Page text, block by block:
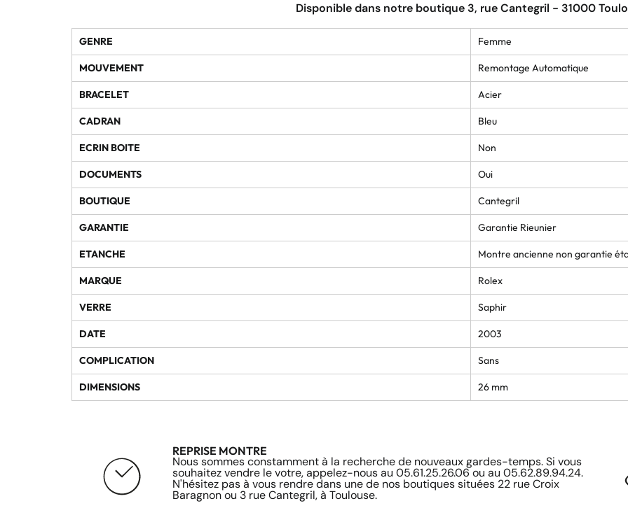
Disponible dans notre boutique 3, rue Cantegril - 31000
GENRE Femme
MOUVEMENT Remontage Automatique
BRACELET Acier
CADRAN Bleu
ECRIN BOITE Non
DOCUMENTS Oui
BOUTIQUE Cantegril
GARANTIE Garantie Rieunier
ETANCHE Montre ancienne non garantie
MARQUE Rolex
VERRE Saphir
DATE 2003
COMPLICATION Sans
DIMENSIONS 26 mm
REPRISE MONTRE
Nous sommes constamment à la recherche de nouveaux gardes-temps. Si vous
souhaitez vendre le votre, appelez-nous au 05.61.25.26.06 ou au 05.62.89.94.24.
N'hésitez pas à vous rendre dans une de nos boutiques situées 22 rue Croix
Baragnon ou 3 rue Cantegril, à Toulouse.